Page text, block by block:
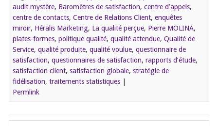
audit mystère, Baromètres de satisfaction,centre d’appels,
centre de contacts,Centre de Relations Client,enquêtes
miroir, Héralis Marketing, La qualité perçue, Pierre MOLINA,
plates-formes,politique qualité,qualité attendue,Qualité de
Service,qualité produite,qualité voulue,questionnaire de
satisfaction,questionnaires de satisfaction,rapports d’étude,
satisfaction client,satisfaction globale,stratégie de
fidélisation,traitements statistiques
Permlink